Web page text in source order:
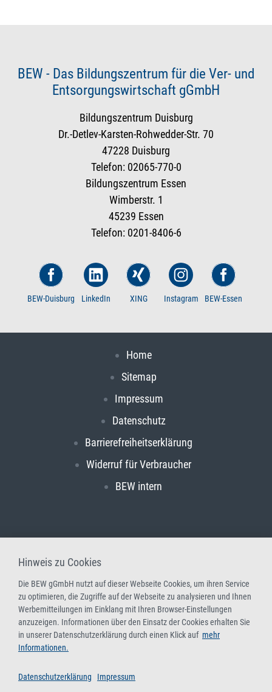
BEW - Das Bildungszentrum für die Ver- und
Entsorgungswirtschaft gGmbH
Bildungszentrum Duisburg
Dr.-Detlev-Karsten-Rohwedder-Str. 70
47228 Duisburg
Telefon: 02065-770-0
Bildungszentrum Essen
Wimberstr. 1
45239 Essen
Telefon: 0201-8406-6
BEW-Duisburg LinkedIn XING Instagram BEW-Essen
Home
Sitemap
Impressum
Datenschutz
Barrierefreiheitserklärung
Widerruf für Verbraucher
BEW intern
Hinweis zu Cookies
Die BEW gGmbH nutzt auf dieser Webseite Cookies, um ihren Service
zu optimieren, die Zugriffe auf der Webseite zu analysieren und Ihnen
Werbemitteilungen im Einklang mit Ihren Browser-Einstellungen
anzuzeigen. Informationen über den Einsatz der Cookies erhalten Sie
in unserer Datenschutzerklärung durch einen Klick auf mehr
Informationen.
Datenschutzerklärung Impressum